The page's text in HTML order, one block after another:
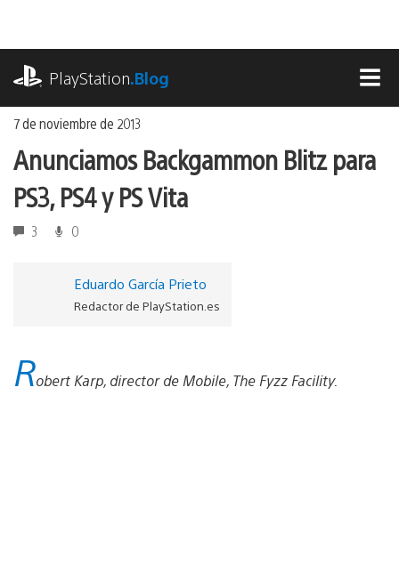
contenido
PlayStation.Blog
7 de noviembre de 2013
Anunciamos Backgammon Blitz para
PS3, PS4 y PS Vita
3 0
Eduardo García Prieto
Redactor de PlayStation.es
Robert Karp, director de Mobile, The Fyzz Facility.